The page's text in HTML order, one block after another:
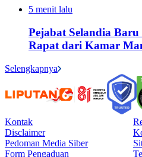
5 menit lalu
Pejabat Selandia
Rapat dari Kamar
Selengkapnya
Kontak
Disclaimer
Pedoman Media Siber
Form Pengaduan